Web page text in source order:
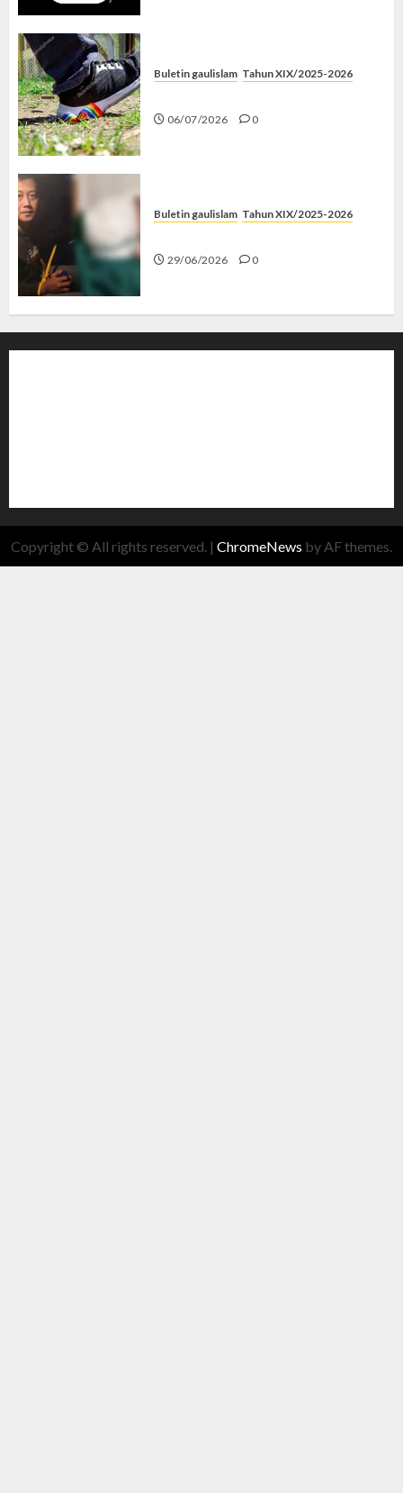
Buletin gaulislam Tahun XIX/2025-2026
06/07/2026 0
Buletin gaulislam Tahun XIX/2025-2026
29/06/2026 0
Copyright © All rights reserved. | ChromeNews by AF themes.